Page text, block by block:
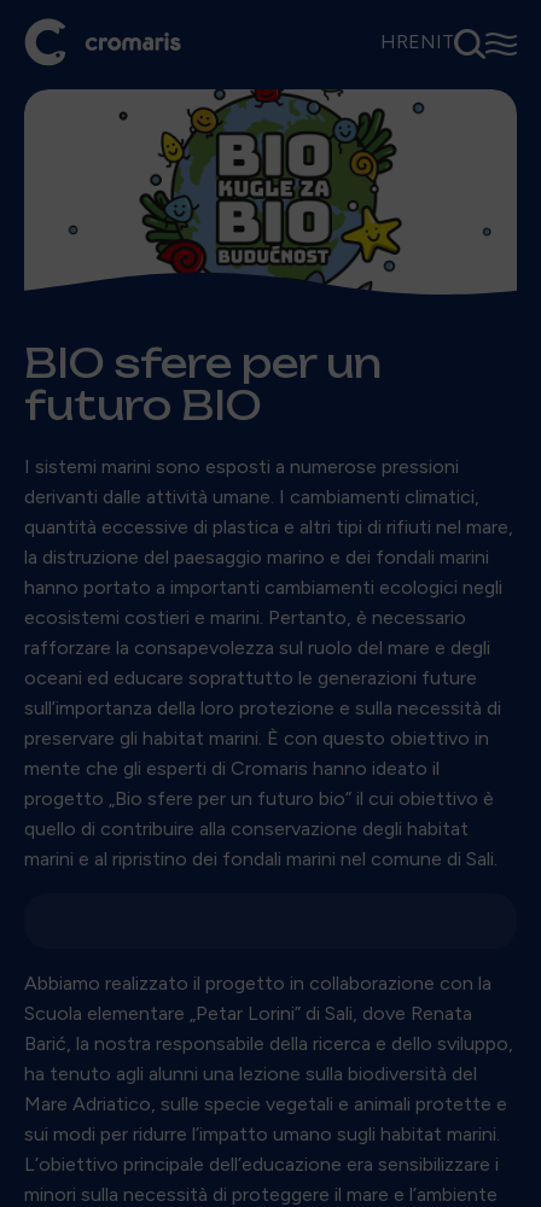
HREN IT⚲☰
BIO sfere per un
futuro BIO
I sistemi marini sono esposti a numerose pressioni
derivanti dalle attività umane. I cambiamenti climatici,
quantità eccessive di plastica e altri tipi di rifiuti nel mare,
la distruzione del paesaggio marino e dei fondali marini
hanno portato a importanti cambiamenti ecologici negli
ecosistemi costieri e marini. Pertanto, è necessario
rafforzare la consapevolezza sul ruolo del mare e degli
oceani ed educare soprattutto le generazioni future
sull’importanza della loro protezione e sulla necessità di
preservare gli habitat marini. È con questo obiettivo in
mente che gli esperti di Cromaris hanno ideato il
progetto „Bio sfere per un futuro bio” il cui obiettivo è
quello di contribuire alla conservazione degli habitat
marini e al ripristino dei fondali marini nel comune di Sali.
Abbiamo realizzato il progetto in collaborazione con la
Scuola elementare „Petar Lorini” di Sali, dove Renata
Barić, la nostra responsabile della ricerca e dello sviluppo,
ha tenuto agli alunni una lezione sulla biodiversità del
Mare Adriatico, sulle specie vegetali e animali protette e
sui modi per ridurre l’impatto umano sugli habitat marini.
L’obiettivo principale dell’educazione era sensibilizzare i
minori sulla necessità di proteggere il mare e l’ambiente